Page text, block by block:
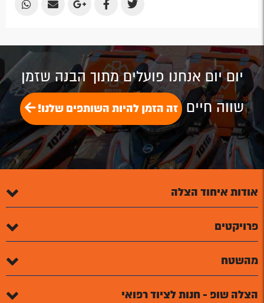
Share
Share
Share
Share
Share
יום יום אנחנו פועלים מתוך הבנה שזמן
שווה חיים זה הזמן להיות השותפים שלנו!
אודות איחוד הצלה
פרויקטים
מהשטח
הצלה שופ - חנות לציוד רפואי